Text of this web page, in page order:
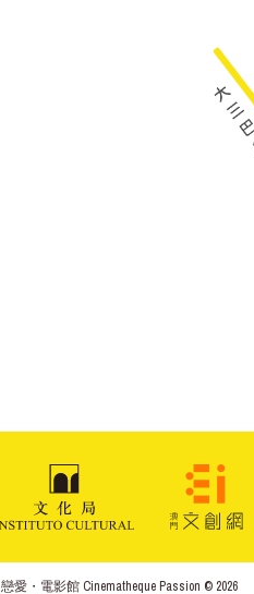
戀愛・電影館 Cinematheque Passion © 2026